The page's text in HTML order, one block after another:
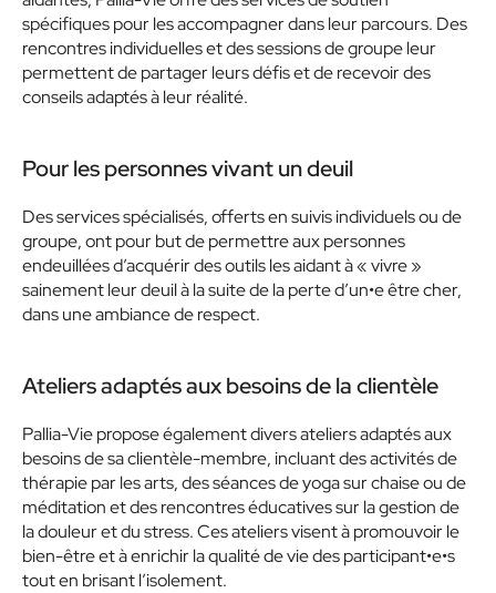
spécifiques pour les accompagner dans leur parcours. Des
rencontres individuelles et des sessions de groupe leur
permettent de partager leurs défis et de recevoir des
conseils adaptés à leur réalité.
Pour les personnes vivant un deuil
Des services spécialisés, offerts en suivis individuels ou de
groupe, ont pour but de permettre aux personnes
endeuillées d’acquérir des outils les aidant à « vivre »
sainement leur deuil à la suite de la perte d’un•e être cher,
dans une ambiance de respect.
Ateliers adaptés aux besoins de la clientèle
Pallia-Vie propose également divers ateliers adaptés aux
besoins de sa clientèle-membre, incluant des activités de
thérapie par les arts, des séances de yoga sur chaise ou de
méditation et des rencontres éducatives sur la gestion de
la douleur et du stress. Ces ateliers visent à promouvoir le
bien-être et à enrichir la qualité de vie des participant•e•s
tout en brisant l’isolement.